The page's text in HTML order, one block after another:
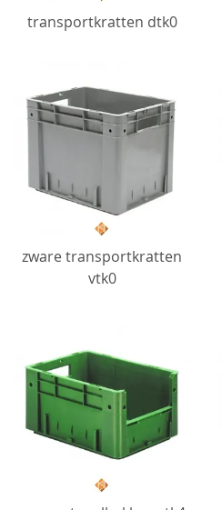
transportkratten dtk0
zware transportkratten
vtk0